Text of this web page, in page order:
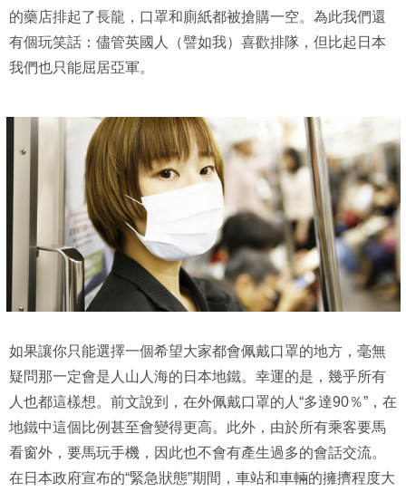
的藥店排起了長龍，口罩和廁紙都被搶購一空。為此我們還
有個玩笑話：儘管英國人（譬如我）喜歡排隊，但比起日本
我們也只能屈居亞軍。
如果讓你只能選擇一個希望大家都會佩戴口罩的地方，毫無
疑問那一定會是人山人海的日本地鐵。幸運的是，幾乎所有
人也都這樣想。前文說到，在外佩戴口罩的人“多達90％”，在
地鐵中這個比例甚至會變得更高。此外，由於所有乘客要馬
看窗外，要馬玩手機，因此也不會有產生過多的會話交流。
在日本政府宣布的“緊急狀態”期間，車站和車輛的擁擠程度大